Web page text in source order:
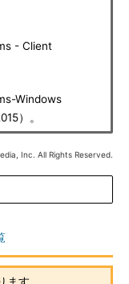
- Client
Windows
）。
Inc. All Rights Reserved.
ます